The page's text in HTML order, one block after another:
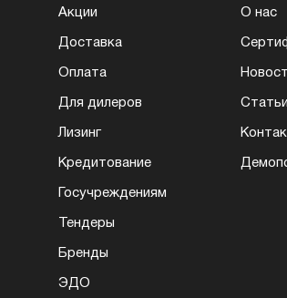
Акции
Доставка
Оплата
Для дилеров
Лизинг
Кредитование
Госучреждениям
Тендеры
Бренды
ЭДО
О нас
Статьи